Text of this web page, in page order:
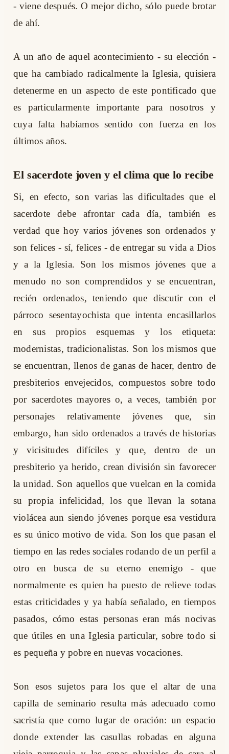
- viene después. O mejor dicho, sólo puede brotar
de ahí.
A un año de aquel acontecimiento - su elección -
que ha cambiado radicalmente la Iglesia, quisiera
detenerme en un aspecto de este pontificado que
es particularmente importante para nosotros y
cuya falta habíamos sentido con fuerza en los
últimos años.
El sacerdote joven y el clima que lo recibe
Si, en efecto, son varias las dificultades que el
sacerdote debe afrontar cada día, también es
verdad que hoy varios jóvenes son ordenados y
son felices - sí, felices - de entregar su vida a Dios
y a la Iglesia. Son los mismos jóvenes que a
menudo no son comprendidos y se encuentran,
recién ordenados, teniendo que discutir con el
párroco sesentayochista que intenta encasillarlos
en sus propios esquemas y los etiqueta:
modernistas, tradicionalistas. Son los mismos que
se encuentran, llenos de ganas de hacer, dentro de
presbiterios envejecidos, compuestos sobre todo
por sacerdotes mayores o, a veces, también por
personajes relativamente jóvenes que, sin
embargo, han sido ordenados a través de historias
y vicisitudes difíciles y que, dentro de un
presbiterio ya herido, crean división sin favorecer
la unidad. Son aquellos que vuelcan en la comida
su propia infelicidad, los que llevan la sotana
violácea aun siendo jóvenes porque esa vestidura
es su único motivo de vida. Son los que pasan el
tiempo en las redes sociales rodando de un perfil a
otro en busca de su eterno enemigo - que
normalmente es quien ha puesto de relieve todas
estas criticidades y ya había señalado, en tiempos
pasados, cómo estas personas eran más nocivas
que útiles en una Iglesia particular, sobre todo si
es pequeña y pobre en nuevas vocaciones.
Son esos sujetos para los que el altar de una
capilla de seminario resulta más adecuado como
sacristía que como lugar de oración: un espacio
donde extender las casullas robadas en alguna